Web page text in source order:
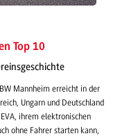
Top 10
Mannheim erreicht in der
Ungarn und Deutschland
ihrem elektronischen
ohne Fahrer starten kann,